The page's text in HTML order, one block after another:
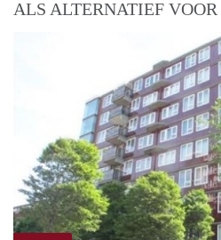
ALS ALTERNATIEF